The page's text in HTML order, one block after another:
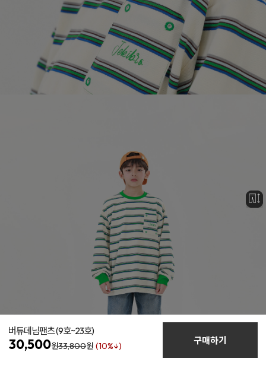
버튜데님팬츠(9호~23호)
30,500원33,800원 (10%↓) 구매하기